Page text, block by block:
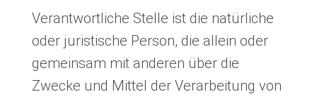
Verantwortliche Stelle ist die natürliche
oder juristische Person, die allein oder
gemeinsam mit anderen über die
Zwecke und Mittel der Verarbeitung von